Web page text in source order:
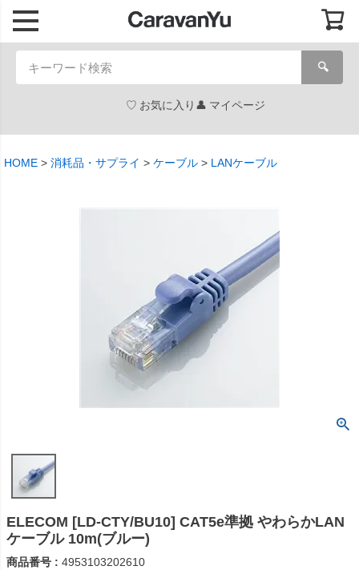
🔍
お気に入り マイページ
HOME 消耗品・サプライ ケーブル LANケーブル
ELECOM [LD-CTY/BU10] CAT5e準拠 やわらかLAN
ケーブル 10m(ブルー)
商品番号 4953103202610